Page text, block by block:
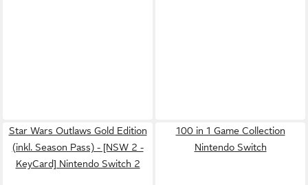
Star Wars Outlaws Gold Edition
(inkl. Season Pass) - [NSW 2 -
KeyCard] Nintendo Switch 2
100 in 1 Game Collection
Nintendo Switch